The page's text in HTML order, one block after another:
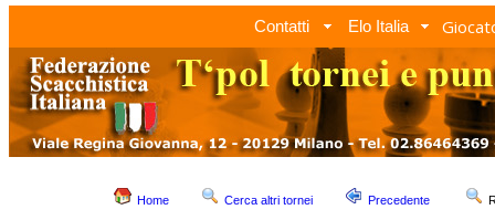
Contatti Elo Italia
Home Cerca altri tornei Precedente